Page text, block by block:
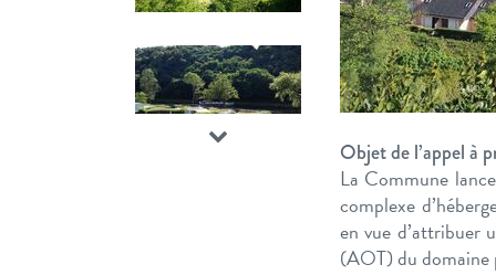
Objet de l’appel à
La Commune
complexe
en vue d’attribuer
(AOT) du domaine